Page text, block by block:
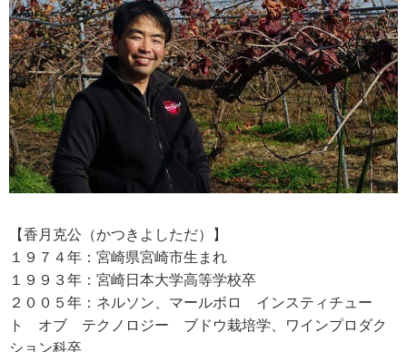
DATA
会社概要
【香月克公（かつきよしただ）】
１９７４年：宮崎県宮崎市生まれ
１９９３年：宮崎日本大学高等学校卒
２００５年：ネルソン、マールボロ インスティチュー
ト オブ テクノロジー ブドウ栽培学、ワインプロダク
ション科卒